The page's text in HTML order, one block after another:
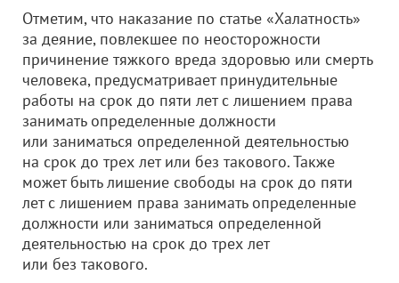
Отметим, что наказание по статье «Халатность»
за деяние, повлекшее по неосторожности
причинение тяжкого вреда здоровью или смерть
человека, предусматривает принудительные
работы на срок до пяти лет с лишением права
занимать определенные должности
или заниматься определенной деятельностью
на срок до трех лет или без такового. Также
может быть лишение свободы на срок до пяти
лет с лишением права занимать определенные
должности или заниматься определенной
деятельностью на срок до трех лет
или без такового.